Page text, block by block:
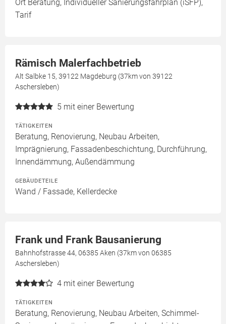
Ort Beratung, Individueller Sanierungsfahrplan (iSFP),
Tarif
Rämisch Malerfachbetrieb
Alt Salbke 15, 39122 Magdeburg (37km von 39122
Aschersleben)
5 mit einer Bewertung
TÄTIGKEITEN
Beratung, Renovierung, Neubau Arbeiten,
Imprägnierung, Fassadenbeschichtung, Durchführung,
Innendämmung, Außendämmung
GEBÄUDETEILE
Wand / Fassade, Kellerdecke
Frank und Frank Bausanierung
Bahnhofstrasse 44, 06385 Aken (37km von 06385
Aschersleben)
4 mit einer Bewertung
TÄTIGKEITEN
Beratung, Renovierung, Neubau Arbeiten, Schimmel-